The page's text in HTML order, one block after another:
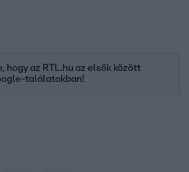
hogy az RTL.hu az elsők között
találatokban!